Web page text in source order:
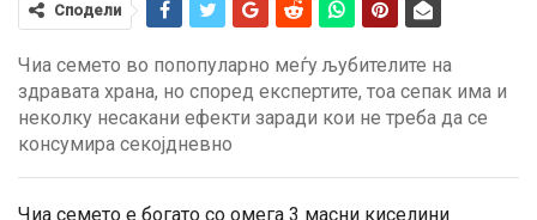
Сподели
Чиа семето во попопуларно меѓу љубителите на
здравата храна, но според експертите, тоа сепак има и
неколку несакани ефекти заради кои не треба да се
консумира секојдневно
Чиа семето е богато со омега 3 масни киселини